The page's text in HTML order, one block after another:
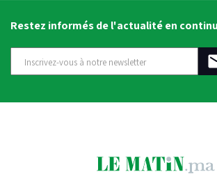
Restez informés de l'actualité en continu